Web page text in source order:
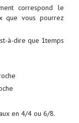
correspond le
que vous pourrez
à-dire que 1temps
en 4/4 ou 6/8.